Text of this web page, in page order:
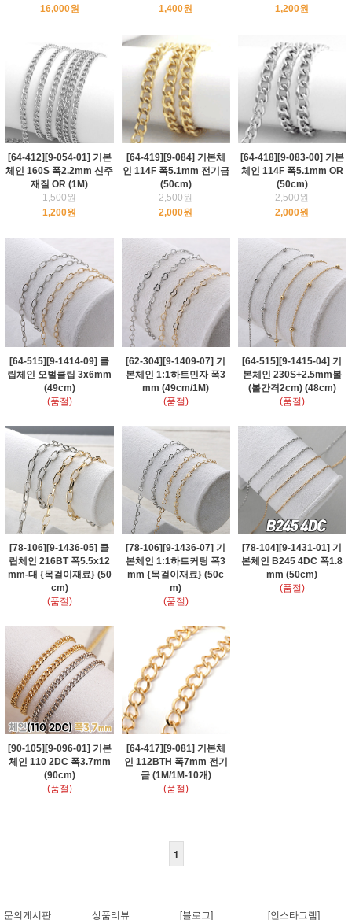
16,000원
1,400원
1,200원
[64-412][9-054-01] 기본
체인 160S 폭2.2mm 신주
재질 OR (1M)
1,500원
1,200원
[64-419][9-084] 기본체
인 114F 폭5.1mm 전기금
(50cm)
2,500원
2,000원
[64-418][9-083-00] 기본
체인 114F 폭5.1mm OR
(50cm)
2,500원
2,000원
[64-515][9-1414-09] 클
립체인 오벌클립 3x6mm
(49cm)
(품절)
[62-304][9-1409-07] 기
본체인 1:1하트민자 폭3
mm (49cm/1M)
(품절)
[64-515][9-1415-04] 기
본체인 230S+2.5mm볼
(볼간격2cm) (48cm)
(품절)
[78-106][9-1436-05] 클
립체인 216BT 폭5.5x12
mm-대 {목걸이재료} (50
cm)
(품절)
[78-106][9-1436-07] 기
본체인 1:1하트커팅 폭3
mm {목걸이재료} (50c
m)
(품절)
[78-104][9-1431-01] 기
본체인 B245 4DC 폭1.8
mm (50cm)
(품절)
[90-105][9-096-01] 기본
체인 110 2DC 폭3.7mm
(90cm)
(품절)
[64-417][9-081] 기본체
인 112BTH 폭7mm 전기
금 (1M/1M-10개)
(품절)
1
문의게시판 상품리뷰 [블로그] [인스타그램]